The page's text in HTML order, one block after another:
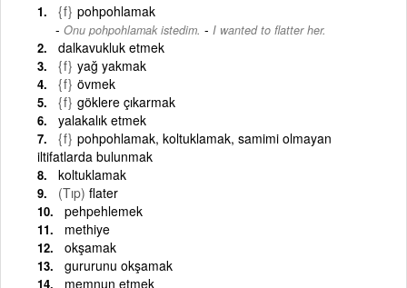
{f} pohpohlamak
Onu pohpohlamak istedim. - I wanted to flatter her.
dalkavukluk etmek
{f} yağ yakmak
{f} övmek
{f} göklere çıkarmak
yalakalık etmek
{f} pohpohlamak, koltuklamak, samimi olmayan
iltifatlarda bulunmak
koltuklamak
(Tıp) flater
pehpehlemek
methiye
okşamak
gururunu okşamak
memnun etmek